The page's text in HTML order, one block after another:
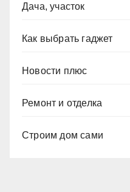
Дача, участок
Как выбрать гаджет
Новости плюс
Ремонт и отделка
Строим дом сами